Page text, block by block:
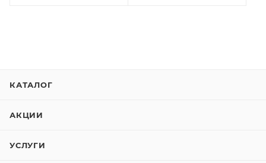
КАТАЛОГ
АКЦИИ
УСЛУГИ